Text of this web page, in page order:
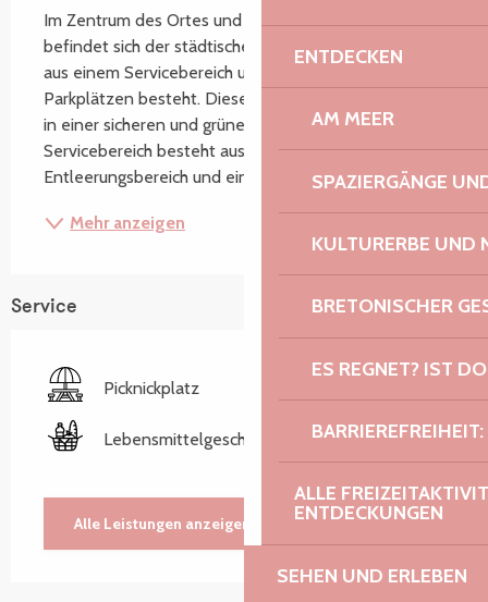
ENTDECKEN
AM MEER
SPAZIERGÄNGE
KULTURERBE UND
BRETONISCHER
ES REGNET? IST
ALLE
ENTDECKUNGEN
SEHEN UND ERLEBEN
Im Zentrum des Ortes und in der Nähe der Geschäfte
befindet sich der städtische Empfangsbereich, der
aus einem Servicebereich und 5 speziellen
Parkplätzen besteht. Diese Einrichtung empfängt Sie
in einer sicheren und grünen Umgebung. Der
Servicebereich besteht aus einem
Entleerungsbereich und einem...
Mehr anzeigen
Service
Picknickplatz
Lebensmittelgeschäft
Alle Leistungen anzeigen